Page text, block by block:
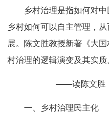
乡村治理是指如何对
乡村如何可以自主管理，
展。陈文胜教授新著《大
村治理的逻辑演变及其实质
——读陈文胜
一、乡村治理民主化